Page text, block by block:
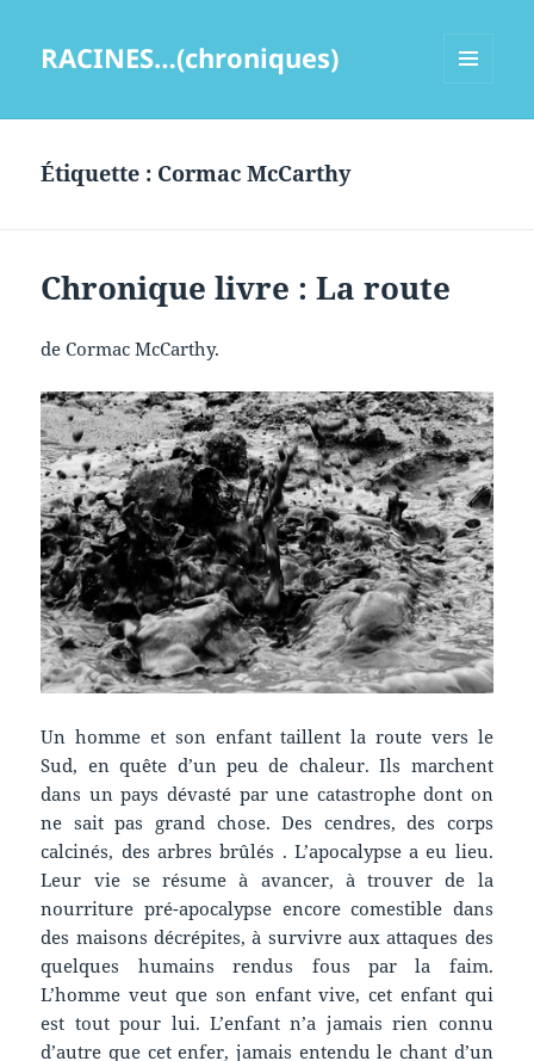
RACINES…(chroniques)
Étiquette : Cormac McCarthy
Chronique livre : La route
de Cormac McCarthy.
Un homme et son enfant taillent la route vers le
Sud, en quête d’un peu de chaleur. Ils marchent
dans un pays dévasté par une catastrophe dont on
ne sait pas grand chose. Des cendres, des corps
calcinés, des arbres brûlés . L’apocalypse a eu lieu.
Leur vie se résume à avancer, à trouver de la
nourriture pré-apocalypse encore comestible dans
des maisons décrépites, à survivre aux attaques des
quelques humains rendus fous par la faim.
L’homme veut que son enfant vive, cet enfant qui
est tout pour lui. L’enfant n’a jamais rien connu
d’autre que cet enfer, jamais entendu le chant d’un